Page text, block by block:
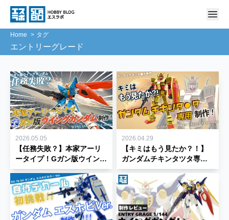
Home タグ
エントリーグレード
2026.05.05
【任務失敗？】本家アーリ
ータイプ！Gガン版ウイング
ガンダムを制作してみた！
【エントリーグレード】
2026.04.29
【キミはもう見たか？！】
ガンダムチキンタツタ専用
をガンプラで完全再現して
みた！【エントリーグレー
ド】